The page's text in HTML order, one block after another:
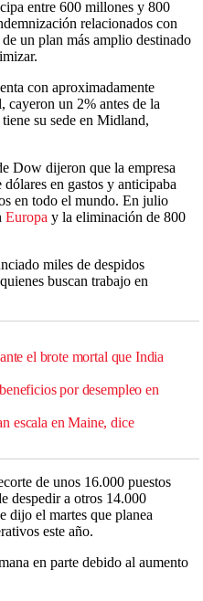
entre 600 millones y 800
relacionados con
un plan más amplio destinado
con aproximadamente
cayeron un 2% antes de la
su sede en Midland,
Dow dijeron que la empresa
en gastos y anticipaba
en todo el mundo. En julio
Europa y la eliminación de 800
miles de despidos
buscan trabajo en
el brote mortal que India
por desempleo en
escala en Maine, dice
de unos 16.000 puestos
despedir a otros 14.000
dijo el martes que planea
este año.
en parte debido al aumento